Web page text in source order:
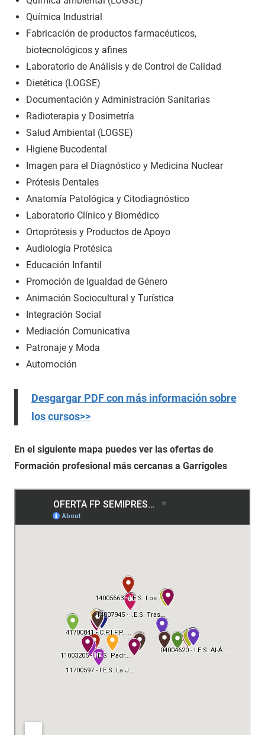
Química Industrial
Fabricación de productos farmacéuticos,
biotecnológicos y afines
Laboratorio de Análisis y de Control de Calidad
Dietética (LOGSE)
Documentación y Administración Sanitarias
Radioterapia y Dosimetría
Salud Ambiental (LOGSE)
Higiene Bucodental
Imagen para el Diagnóstico y Medicina Nuclear
Prótesis Dentales
Anatomía Patológica y Citodiagnóstico
Laboratorio Clínico y Biomédico
Ortoprótesis y Productos de Apoyo
Audiología Protésica
Educación Infantil
Promoción de Igualdad de Género
Animación Sociocultural y Turística
Integración Social
Mediación Comunicativa
Patronaje y Moda
Automoción
Desgargar PDF con más información sobre
los cursos>>
En el siguiente mapa puedes ver las ofertas de
Formación profesional más cercanas a Garrigoles